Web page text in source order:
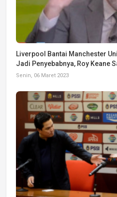
Liverpool Bantai Manchester
Jadi Penyebabnya, Roy Keane
Senin, 06 Maret 2023